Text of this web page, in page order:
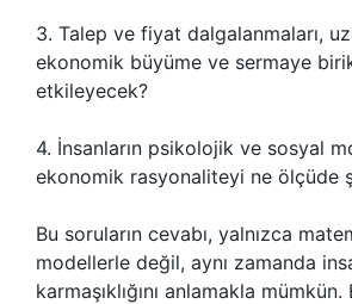
3. Talep ve fiyat dalgalanmaları,
ekonomik büyüme ve sermaye
etkileyecek?
4. İnsanların psikolojik ve sosyal
ekonomik rasyonaliteyi ne ölçüde
Bu soruların cevabı, yalnızca
modellerle değil, aynı zamanda
karmaşıklığını anlamakla